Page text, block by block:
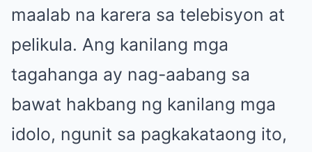
maalab na karera sa telebisyon at
pelikula. Ang kanilang mga
tagahanga ay nag-aabang sa
bawat hakbang ng kanilang mga
idolo, ngunit sa pagkakataong ito,